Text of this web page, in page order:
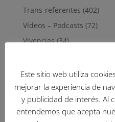
Trans-referentes (402)
Vídeos – Podcasts (72)
Vivencias(34)
1 2
Este sitio web utiliza
mejorar la experiencia de
y publicidad de interés. Al
entendemos que acepta